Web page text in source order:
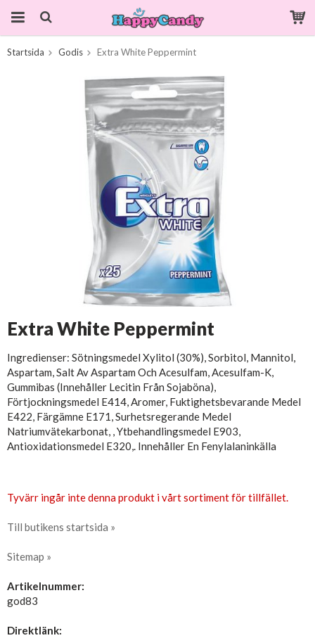
Startsida Godis Extra White Peppermint
Extra White Peppermint
Ingredienser: Sötningsmedel Xylitol (30%), Sorbitol, Mannitol,
Aspartam, Salt Av Aspartam Och Acesulfam, Acesulfam-K,
Gummibas (Innehåller Lecitin Från Sojaböna),
Förtjockningsmedel E414, Aromer, Fuktighetsbevarande Medel
E422, Färgämne E171, Surhetsregerande Medel
Natriumvätekarbonat, , Ytbehandlingsmedel E903,
Antioxidationsmedel E320,. Innehåller En Fenylalaninkälla
Tyvärr ingår inte denna produkt i vårt sortiment för tillfället.
Till butikens startsida »
Sitemap »
Artikelnummer:
god83
Direktlänk: